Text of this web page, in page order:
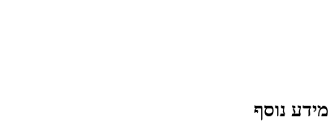
מידע נוסף